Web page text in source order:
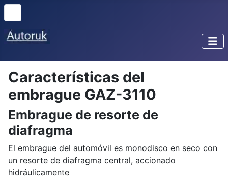
Características del
embrague GAZ-3110
Embrague de resorte de
diafragma
El embrague del automóvil es monodisco en seco con
un resorte de diafragma central, accionado
hidráulicamente